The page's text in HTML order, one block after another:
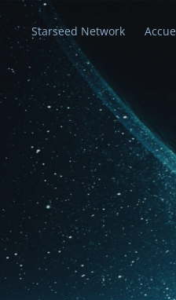
Starseed Network
Que la paix